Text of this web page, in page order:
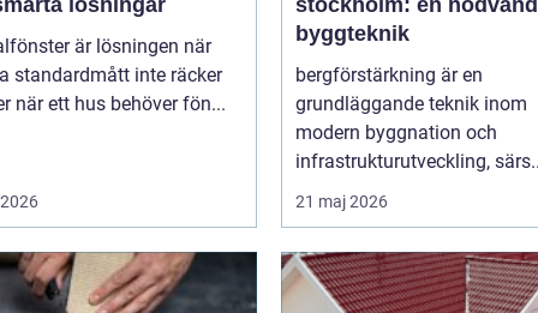
lösningar
är lösningen när
standardmått inte räcker
när ett hus behöver fön...
stockholm: en
byggteknik
bergförstärkning är en
grundläggande teknik inom
modern byggnation och
infrastrukturutveckling,
21 maj 2026